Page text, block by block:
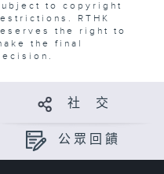
to copyright
RTHK
the right to
the final
社 交
公眾回饋